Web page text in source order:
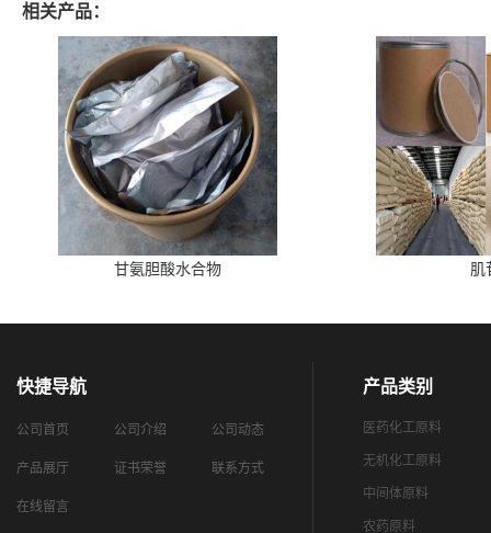
相关产品：
甘氨胆酸水合物 肌
快捷导航
公司首页 公司介绍 公司动态
产品展厅 证书荣誉 联系方式
在线留言
产品类别
医药化工原料
无机化工原料
中间体原料
农药原料